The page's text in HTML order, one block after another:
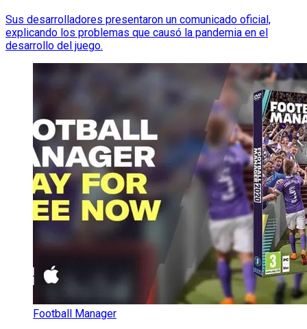
Sus desarrolladores presentaron un comunicado oficial,
explicando los problemas que causó la pandemia en el
desarrollo del juego.
Football Manager